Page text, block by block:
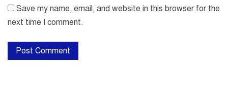
Save my name, email, and website in this browser for the
next time I comment.